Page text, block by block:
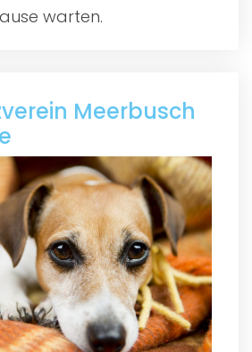
warten.
Meerbusch